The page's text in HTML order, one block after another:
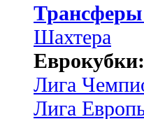
Трансферы
Шахтера
Еврокубки:
Лига
Лига